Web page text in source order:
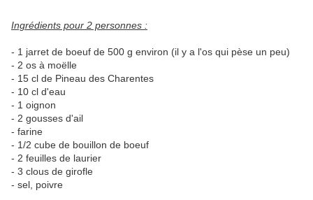
Ingrédients pour 2 personnes :
- 1 jarret de boeuf de 500 g environ (il y a l'os qui pèse un peu)
- 2 os à moëlle
- 15 cl de Pineau des Charentes
- 10 cl d'eau
- 1 oignon
- 2 gousses d'ail
- farine
- 1/2 cube de bouillon de boeuf
- 2 feuilles de laurier
- 3 clous de girofle
- sel, poivre